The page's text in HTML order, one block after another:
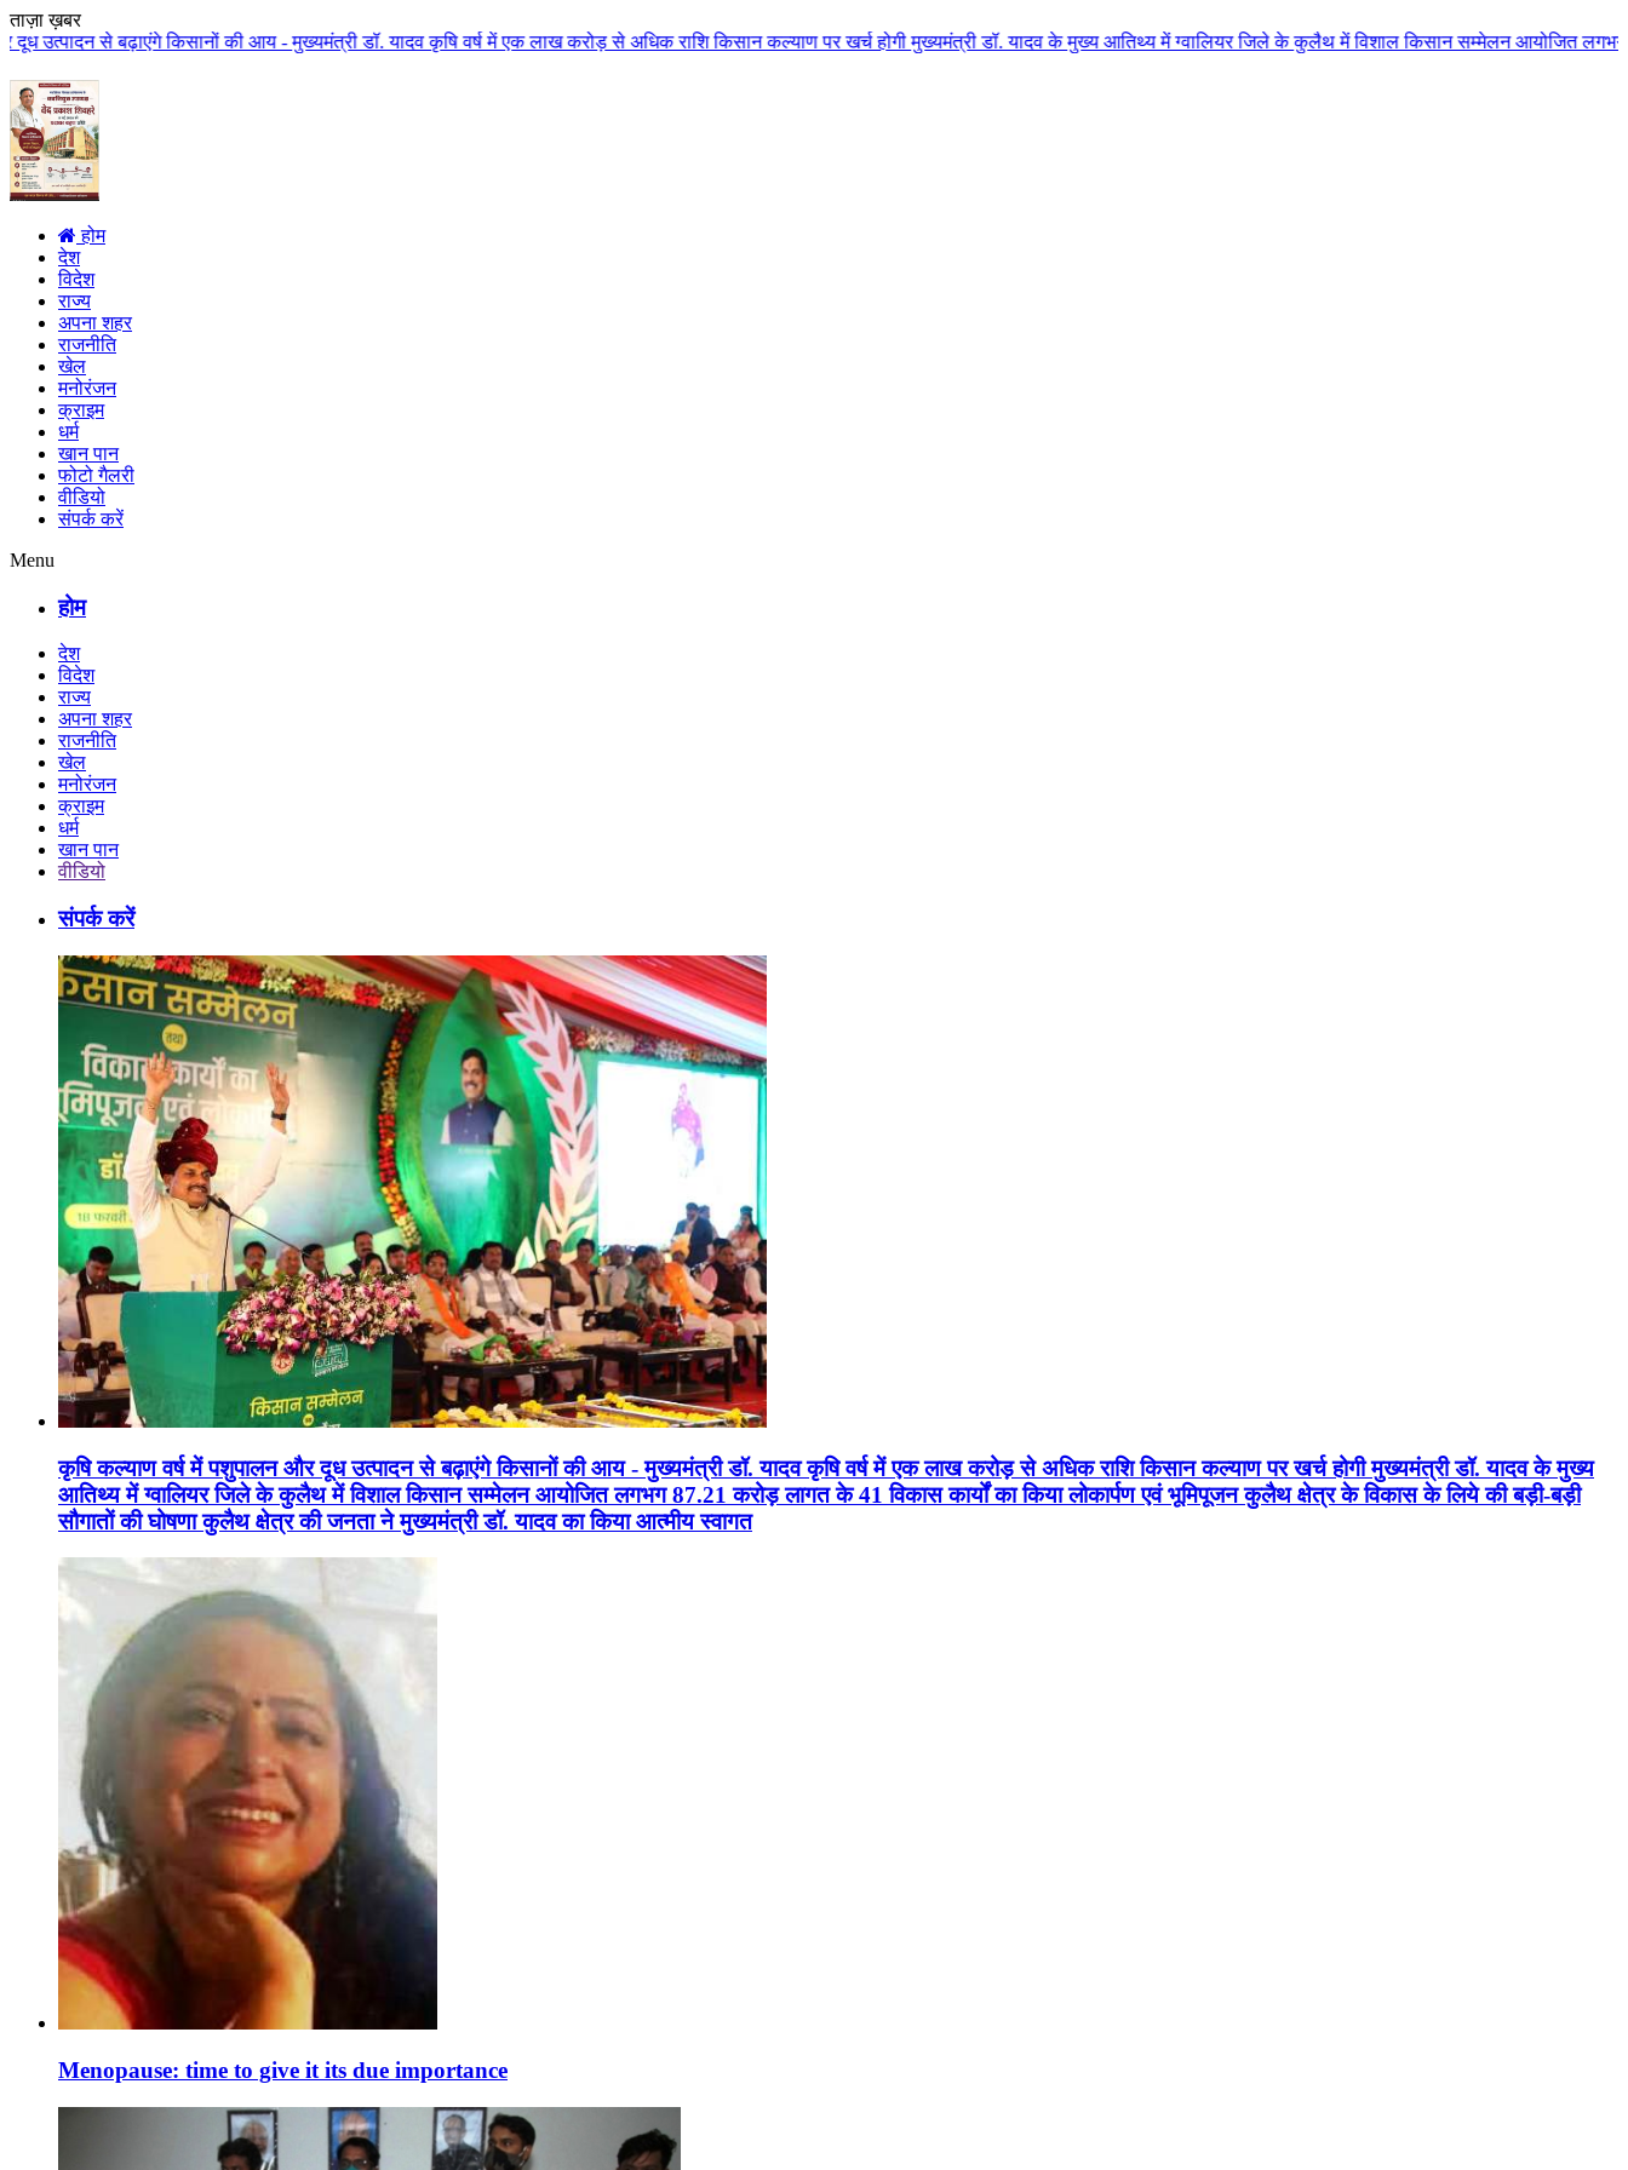
ताज़ा ख़बर
किसानों की आय - मुख्यमंत्री डॉ. यादव कृषि वर्ष में एक लाख करोड़ से अधिक राशि किसान कल्याण पर खर्च होगी मुख्यमंत्री डॉ. यादव के मुख्य आतिथ्य में ग्वालियर जिले के कुलैथ में विशाल किसान सम्मेलन आयोजित लगभग 87.21 करोड़
होम
देश
विदेश
राज्य
अपना शहर
राजनीति
खेल
मनोरंजन
क्राइम
धर्म
खान पान
फोटो गैलरी
वीडियो
संपर्क करें
Menu
होम
देश
विदेश
राज्य
अपना शहर
राजनीति
खेल
मनोरंजन
क्राइम
धर्म
खान पान
वीडियो
संपर्क करें
कृषि कल्याण वर्ष में पशुपालन और दूध उत्पादन से बढ़ाएंगे किसानों की आय - मुख्यमंत्री डॉ. यादव कृषि वर्ष में एक लाख करोड़ से अधिक राशि किसान कल्याण पर खर्च होगी मुख्यमंत्री डॉ. यादव के मुख्य
आतिथ्य में ग्वालियर जिले के कुलैथ में विशाल किसान सम्मेलन आयोजित लगभग 87.21 करोड़ लागत के 41 विकास कार्यों का किया लोकार्पण एवं भूमिपूजन कुलैथ क्षेत्र के विकास के लिये की बड़ी-बड़ी
सौगातों की घोषणा कुलैथ क्षेत्र की जनता ने मुख्यमंत्री डॉ. यादव का किया आत्मीय स्वागत
Menopause: time to give it its due importance